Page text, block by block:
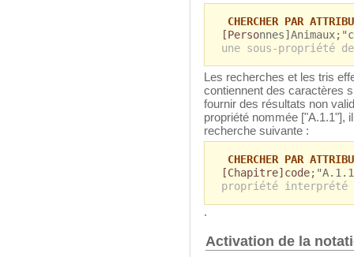
CHERCHER PAR
[Perso
une sous-propriété
Les recherches et les tris
contiennent des caractères
fournir des résultats non
propriété nommée ["A.1.1"],
recherche suivante :
CHERCHER PAR
[Chapitre]code
propriété interprété
.
Activation de la